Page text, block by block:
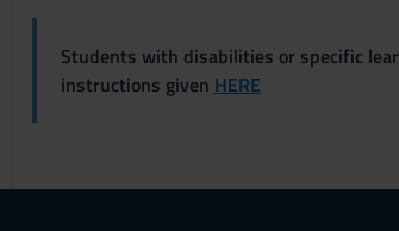
Students with disabilities or specific
instructions given HERE